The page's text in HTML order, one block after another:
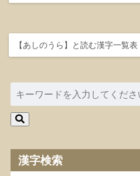
【あしのうら】と読む漢字一覧表
漢字検索